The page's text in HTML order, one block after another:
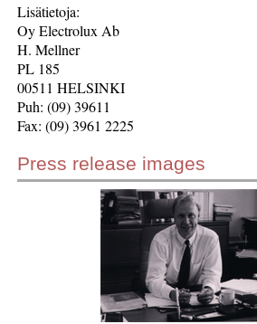
Lisätietoja:
Oy Electrolux Ab
H. Mellner
PL 185
00511 HELSINKI
Puh: (09) 39611
Fax: (09) 3961 2225
Press release images